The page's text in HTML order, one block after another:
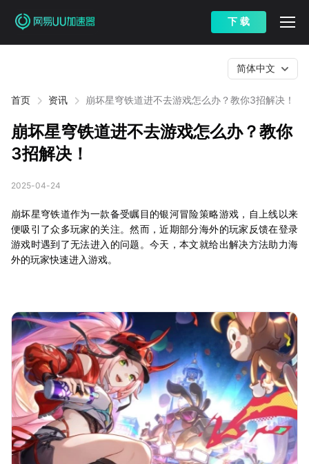
下 载
首页 资讯 崩坏星穹铁道进不去游戏怎么办？教你3招解决！
简体中文
崩坏星穹铁道进不去游戏怎么办？教你
3招解决！
2025-04-24
崩坏星穹铁道作为一款备受瞩目的银河冒险策略游戏，自上线以来
便吸引了众多玩家的关注。然而，近期部分海外的玩家反馈在登录
游戏时遇到了无法进入的问题。今天，本文就给出解决方法助力海
外的玩家快速进入游戏。